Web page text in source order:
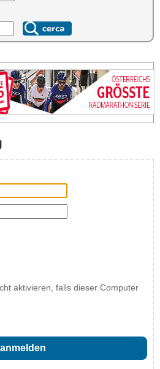
aktivieren, falls dieser Computer